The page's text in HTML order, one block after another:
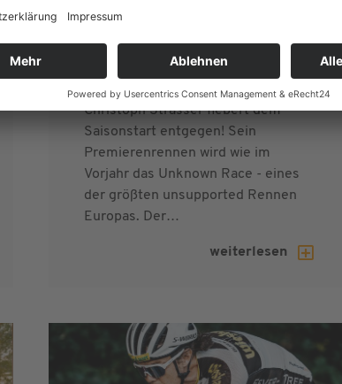
Saisonstart beim Unknown Race in
Top motiviert, top vorbereitet -
Christoph Strasser fiebert dem
Saisonstart entgegen! Sein
Premierenrennen wird wie im
Vorjahr das Unknown Race - eines
der größten unsupported Rennen
Europas. Der…
weiterlesen